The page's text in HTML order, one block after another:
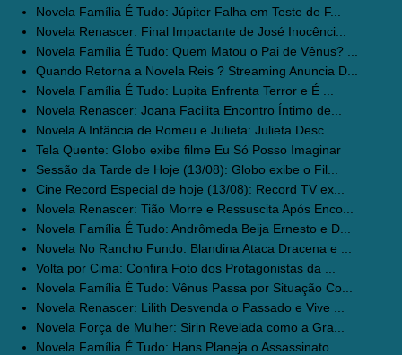
Novela Família É Tudo: Júpiter Falha em Teste de F...
Novela Renascer: Final Impactante de José Inocênci...
Novela Família É Tudo: Quem Matou o Pai de Vênus? ...
Quando Retorna a Novela Reis ? Streaming Anuncia D...
Novela Família É Tudo: Lupita Enfrenta Terror e É ...
Novela Renascer: Joana Facilita Encontro Íntimo de...
Novela A Infância de Romeu e Julieta: Julieta Desc...
Tela Quente: Globo exibe filme Eu Só Posso Imaginar
Sessão da Tarde de Hoje (13/08): Globo exibe o Fil...
Cine Record Especial de hoje (13/08): Record TV ex...
Novela Renascer: Tião Morre e Ressuscita Após Enco...
Novela Família É Tudo: Andrômeda Beija Ernesto e D...
Novela No Rancho Fundo: Blandina Ataca Dracena e ...
Volta por Cima: Confira Foto dos Protagonistas da ...
Novela Família É Tudo: Vênus Passa por Situação Co...
Novela Renascer: Lilith Desvenda o Passado e Vive ...
Novela Força de Mulher: Sirin Revelada como a Gra...
Novela Família É Tudo: Hans Planeja o Assassinato ...